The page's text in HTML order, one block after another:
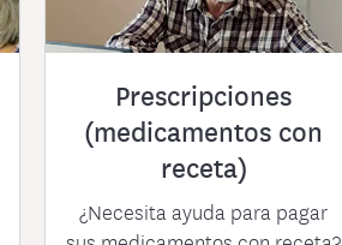
Prescripciones
(medicamentos con
receta)
¿Necesita ayuda para pagar